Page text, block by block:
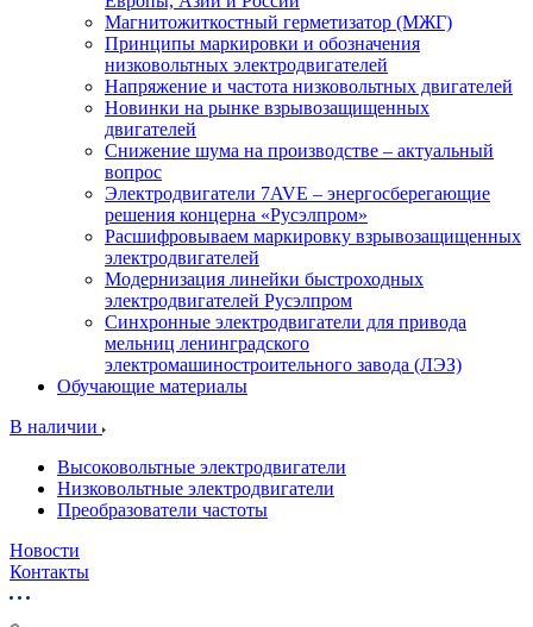
Магнитожиткостный герметизатор (МЖГ)
Принципы маркировки и обозначения
низковольтных электродвигателей
Напряжение и частота низковольтных двигателей
Новинки на рынке взрывозащищенных
двигателей
Снижение шума на производстве – актуальный
вопрос
Электродвигатели 7AVE – энергосберегающие
решения концерна «Русэлпром»
Расшифровываем маркировку взрывозащищенных
электродвигателей
Модернизация линейки быстроходных
электродвигателей Русэлпром
Синхронные электродвигатели для привода
мельниц ленинградского
электромашиностроительного завода (ЛЭЗ)
Обучающие материалы
В наличии
Высоковольтные электродвигатели
Низковольтные электродвигатели
Преобразователи частоты
Новости
Контакты